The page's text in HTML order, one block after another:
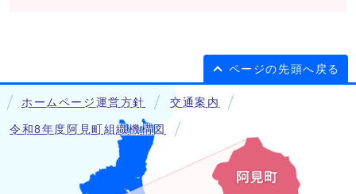
ページの先頭へ戻る
ホームページ運営方針 交通案内
令和8年度阿見町組織機構図